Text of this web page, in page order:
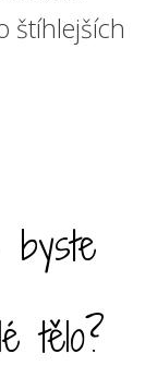
štíhlejších
tělo?